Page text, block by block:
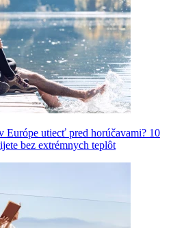
Európe utiecť pred horúčavami? 10
bez extrémnych teplôt